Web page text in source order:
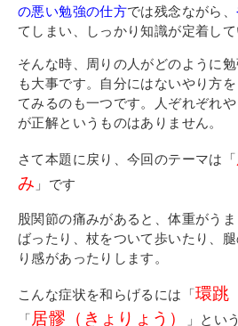
1号館総合受付：〒194-0022 東
TEL：042-729-1026 (平日8時
の悪い勉強の仕方では残念ながら、
てしまい、しっかり知識が定着し
そんな時、周りの人がどのように
も大事です。自分にはないやり方
てみるのも一つです。人ぞれぞれ
が正解というものはありません。
さて本題に戻り、今回のテーマは「
み 」です
股関節の痛みがあると、体重がう
ばったり、杖をついて歩いたり、
り感があったりします。
こんな症状を和らげるには「環跳
「 居髎（きょりょう） 」とい